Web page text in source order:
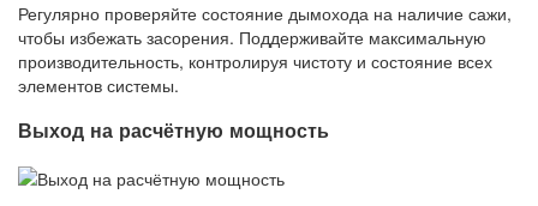
Регулярно проверяйте состояние дымохода на наличие сажи,
чтобы избежать засорения. Поддерживайте максимальную
производительность, контролируя чистоту и состояние всех
элементов системы.
Выход на расчётную мощность